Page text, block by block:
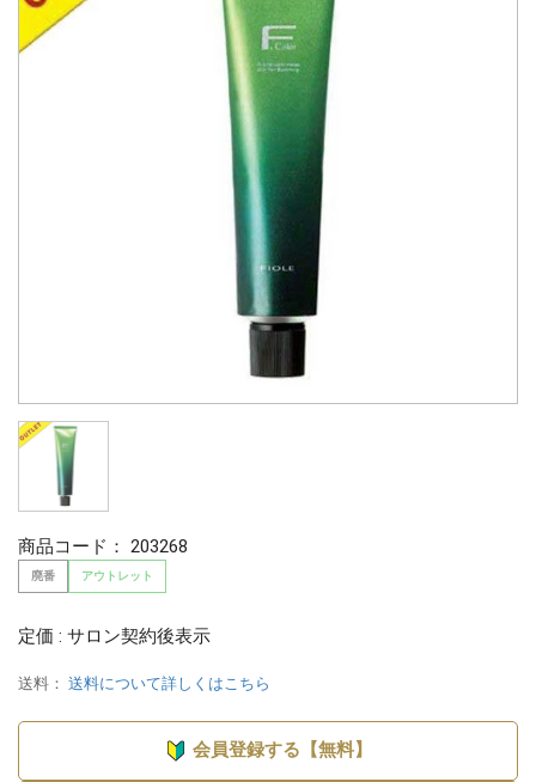
商品コード： 203268
廃番 アウトレット
定価 : サロン契約後表示
送料： 送料について詳しくはこちら
会員登録する【無料】